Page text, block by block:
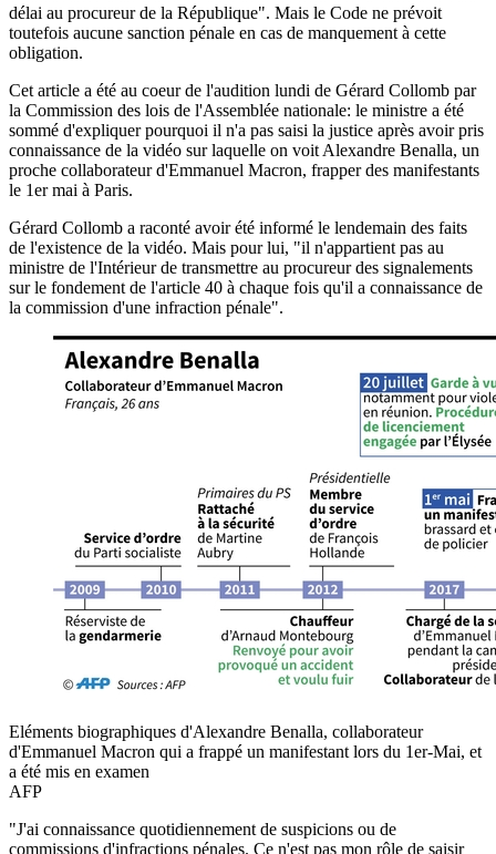
délai au procureur de la République". Mais le Code ne prévoit
toutefois aucune sanction pénale en cas de manquement à cette
obligation.
Cet article a été au coeur de l'audition lundi de Gérard Collomb par
la Commission des lois de l'Assemblée nationale: le ministre a été
sommé d'expliquer pourquoi il n'a pas saisi la justice après avoir pris
connaissance de la vidéo sur laquelle on voit Alexandre Benalla, un
proche collaborateur d'Emmanuel Macron, frapper des manifestants
le 1er mai à Paris.
Gérard Collomb a raconté avoir été informé le lendemain des faits
de l'existence de la vidéo. Mais pour lui, "il n'appartient pas au
ministre de l'Intérieur de transmettre au procureur des signalements
sur le fondement de l'article 40 à chaque fois qu'il a connaissance de
la commission d'une infraction pénale".
Eléments biographiques d'Alexandre Benalla, collaborateur
d'Emmanuel Macron qui a frappé un manifestant lors du 1er-Mai, et
a été mis en examen
AFP
"J'ai connaissance quotidiennement de suspicions ou de
commissions d'infractions pénales. Ce n'est pas mon rôle de saisir